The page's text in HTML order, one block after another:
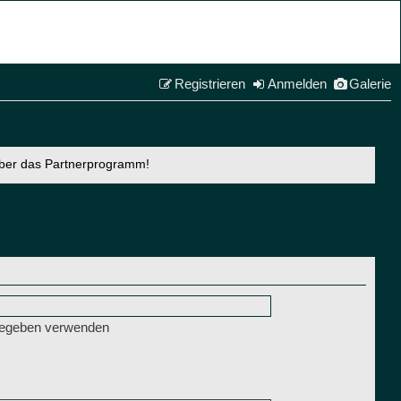
Galerie
Anmelden
Registrieren
das Partnerprogramm!
verwenden